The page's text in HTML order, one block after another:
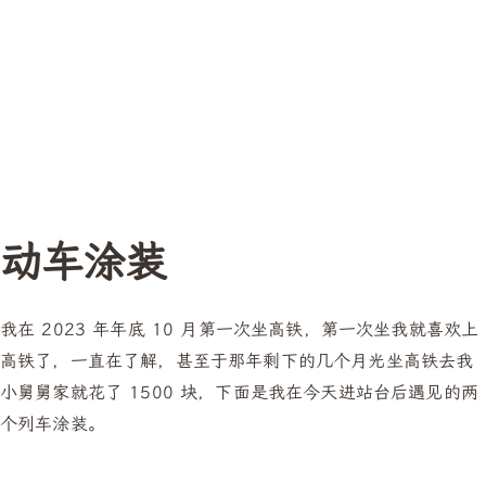
动车涂装
我在 2023 年年底 10 月第一次坐高铁，第一次坐我就喜欢上
高铁了，一直在了解，甚至于那年剩下的几个月光坐高铁去我
小舅舅家就花了 1500 块，下面是我在今天进站台后遇见的两
个列车涂装。